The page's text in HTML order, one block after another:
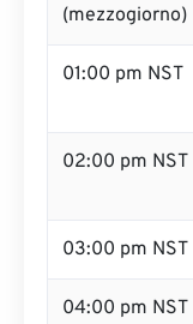
(mezzogiorno)
01:00 pm NST
02:00 pm NST
03:00 pm NST
04:00 pm NST